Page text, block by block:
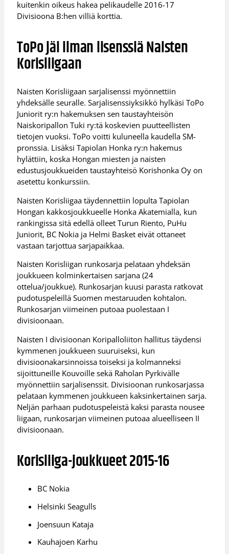
kuitenkin oikeus hakea pelikaudelle 2016-17
Divisioona B:hen villiä korttia.
ToPo jäi ilman lisenssiä Naisten
Korisliigaan
Naisten Korisliigaan sarjalisenssi myönnettiin
yhdeksälle seuralle. Sarjalisenssiyksikkö hylkäsi ToPo
Juniorit ry:n hakemuksen sen taustayhteisön
Naiskoripallon Tuki ry:tä koskevien puutteellisten
tietojen vuoksi. ToPo voitti kuluneella kaudella SM-
pronssia. Lisäksi Tapiolan Honka ry:n hakemus
hylättiin, koska Hongan miesten ja naisten
edustusjoukkueiden taustayhteisö Korishonka Oy on
asetettu konkurssiin.
Naisten Korisliigaa täydennettiin lopulta Tapiolan
Hongan kakkosjoukkueelle Honka Akatemialla, kun
rankingissa sitä edellä olleet Turun Riento, PuHu
Juniorit, BC Nokia ja Helmi Basket eivät ottaneet
vastaan tarjottua sarjapaikkaa.
Naisten Korisliigan runkosarja pelataan yhdeksän
joukkueen kolminkertaisen sarjana (24
ottelua/joukkue). Runkosarjan kuusi parasta ratkovat
pudotuspeleillä Suomen mestaruuden kohtalon.
Runkosarjan viimeinen putoaa puolestaan I
divisioonaan.
Naisten I divisioonan Koripalloliiton hallitus täydensi
kymmenen joukkueen suuruiseksi, kun
divisioonakarsinnoissa toiseksi ja kolmanneksi
sijoittuneille Kouvoille sekä Raholan Pyrkivälle
myönnettiin sarjalisenssit. Divisioonan runkosarjassa
pelataan kymmenen joukkueen kaksinkertainen sarja.
Neljän parhaan pudotuspeleistä kaksi parasta nousee
liigaan, runkosarjan viimeinen putoaa alueelliseen II
divisioonaan.
Korisliiga-joukkueet 2015-16
BC Nokia
Helsinki Seagulls
Joensuun Kataja
Kauhajoen Karhu